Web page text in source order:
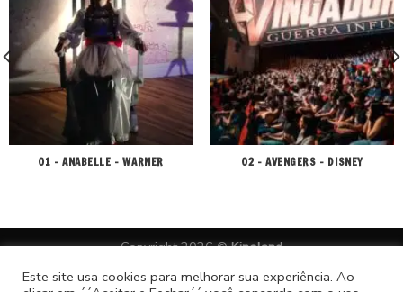
01 – ANABELLE – WARNER 02 – AVENGERS – DISNEY
Copyright 2026 ©Kinoland
desenvolvido por lealtà comunicação
Este site usa cookies para melhorar sua experiência. Ao